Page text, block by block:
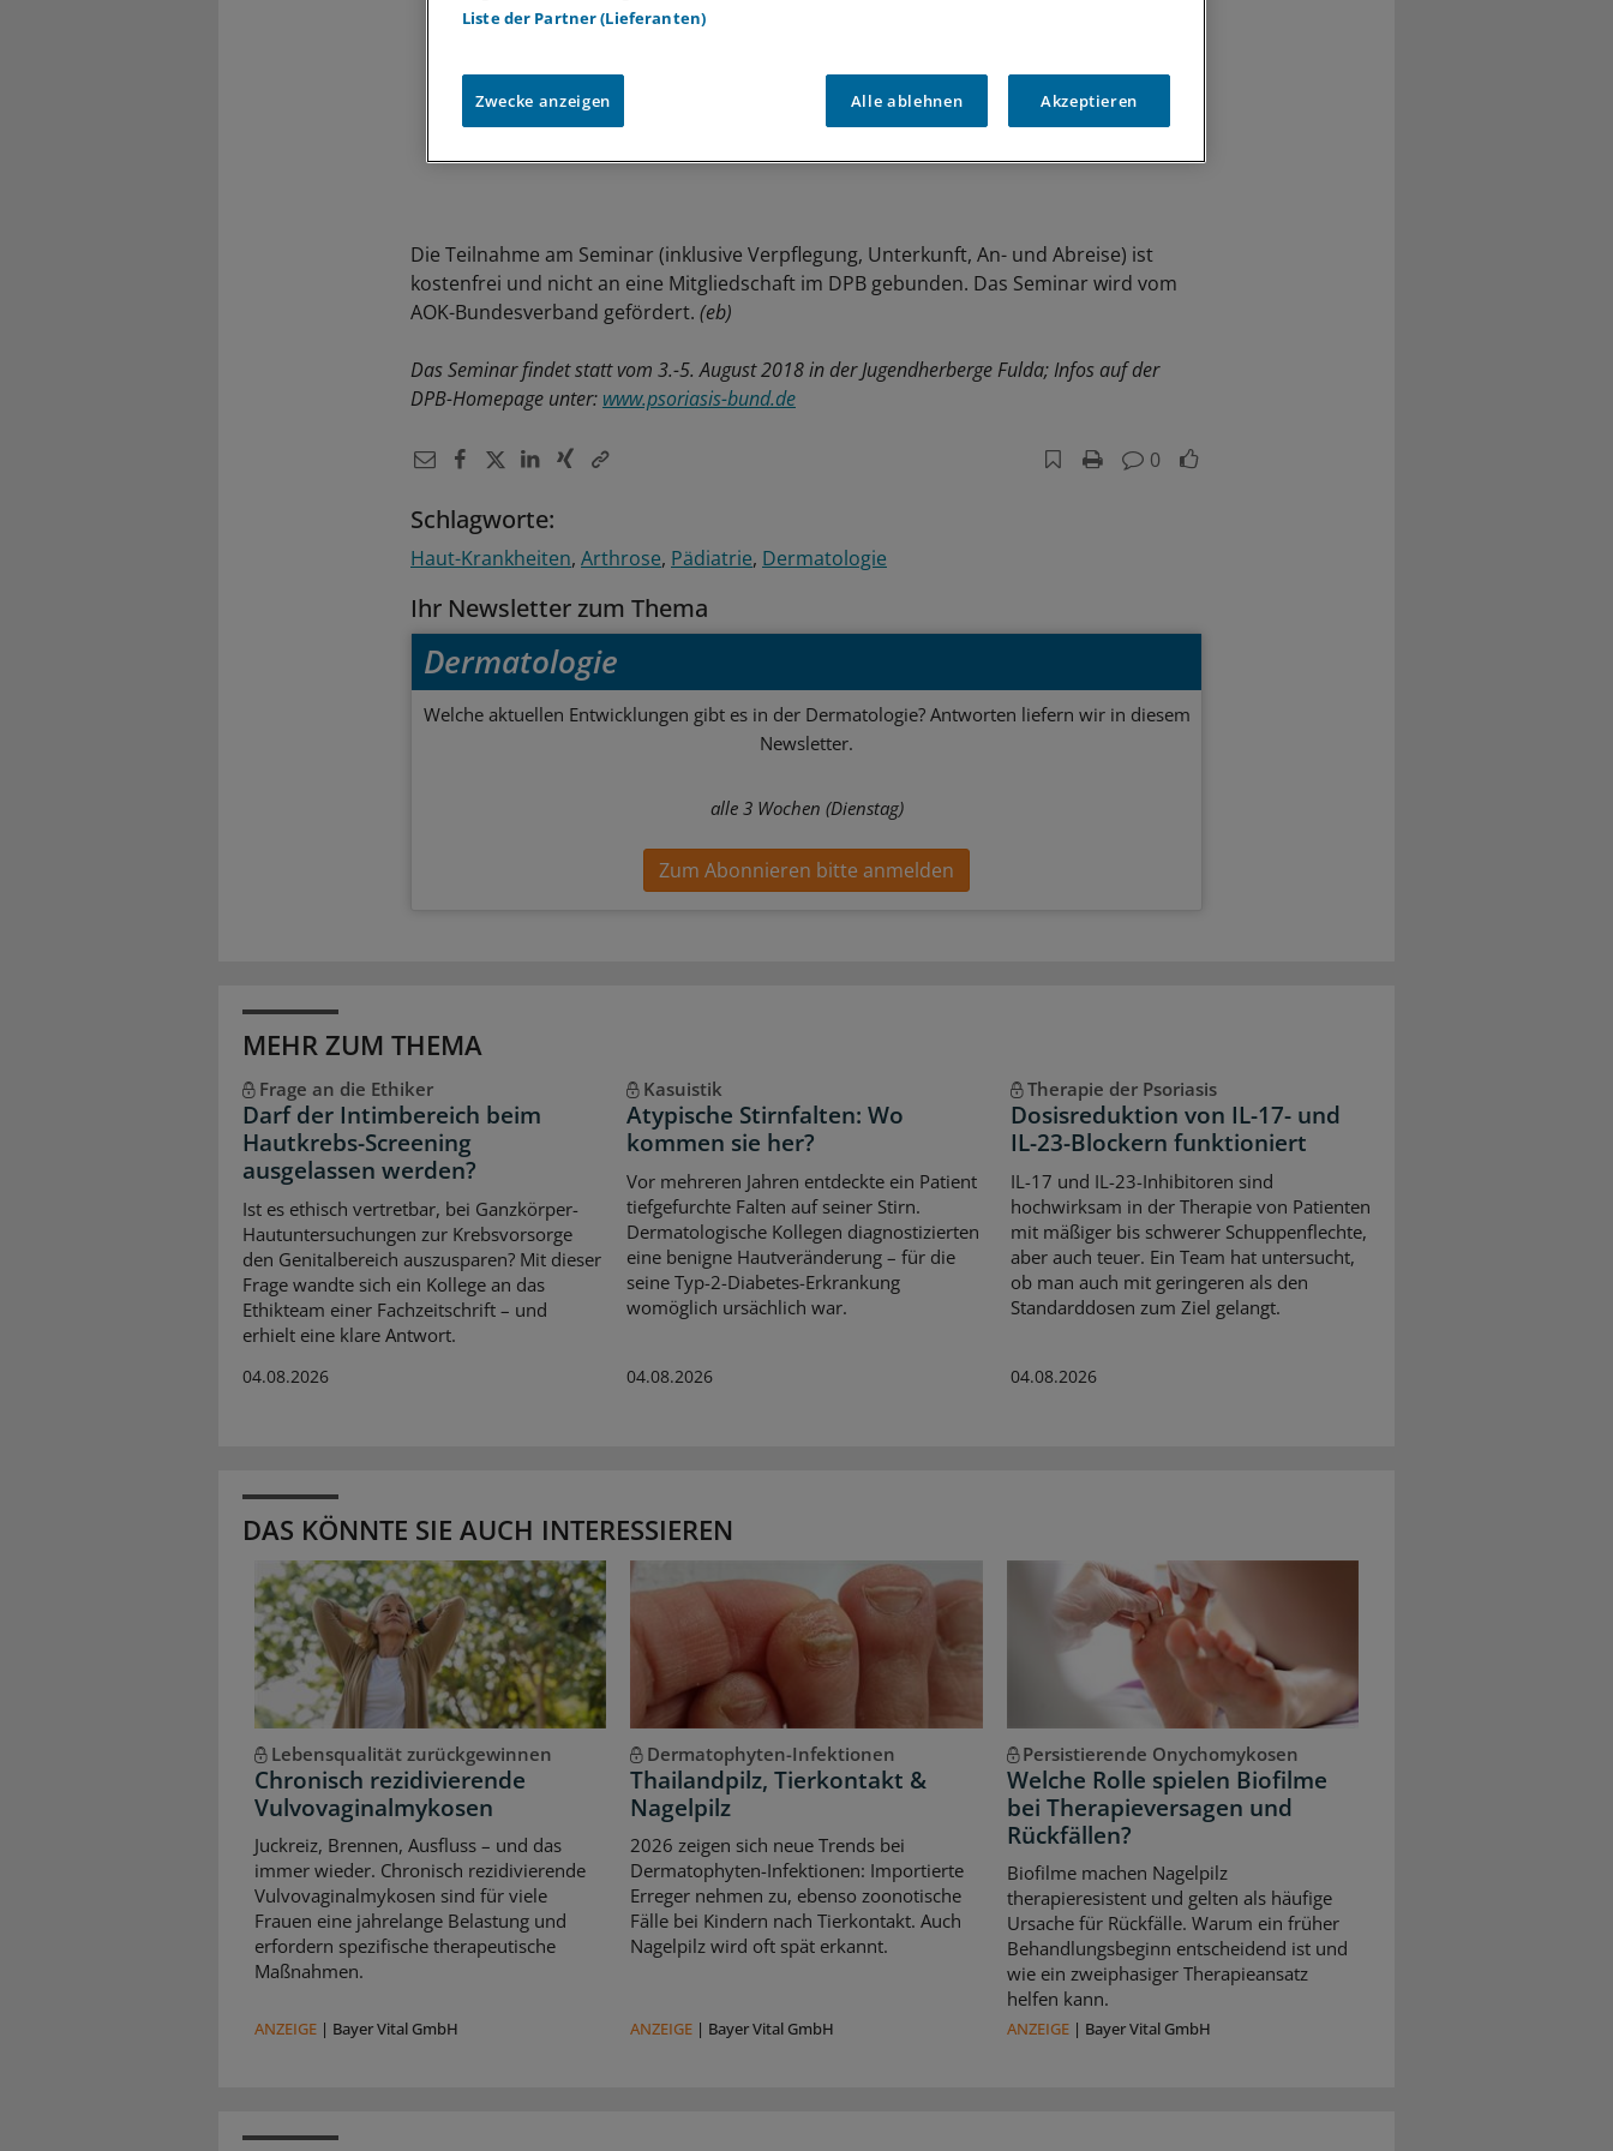
Die Teilnahme am Seminar (inklusive Verpflegung, Unterkunft, An- und Abreise) ist
kostenfrei und nicht an eine Mitgliedschaft im DPB gebunden. Das Seminar wird vom
AOK-Bundesverband gefördert. (eb)
Das Seminar findet statt vom 3.-5. August 2018 in der Jugendherberge Fulda; Infos auf der
DPB-Homepage unter: www.psoriasis-bund.de
0
Schlagworte:
Haut-Krankheiten Arthrose Pädiatrie Dermatologie
Ihr Newsletter zum Thema
Dermatologie
Welche aktuellen Entwicklungen gibt es in der Dermatologie? Antworten liefern wir in diesem
Newsletter.
alle 3 Wochen (Dienstag)
Zum Abonnieren bitte anmelden
MEHR ZUM THEMA
Frage an die Ethiker
Darf der Intimbereich beim
Hautkrebs-Screening
ausgelassen werden?
Ist es ethisch vertretbar, bei Ganzkörper-
Hautuntersuchungen zur Krebsvorsorge
den Genitalbereich auszusparen? Mit dieser
Frage wandte sich ein Kollege an das
Ethikteam einer Fachzeitschrift – und
erhielt eine klare Antwort.
04.08.2026
Kasuistik
Atypische Stirnfalten: Wo
kommen sie her?
Vor mehreren Jahren entdeckte ein Patient
tiefgefurchte Falten auf seiner Stirn.
Dermatologische Kollegen diagnostizierten
eine benigne Hautveränderung – für die
seine Typ-2-Diabetes-Erkrankung
womöglich ursächlich war.
04.08.2026
Therapie der Psoriasis
Dosisreduktion von IL-17- und
IL-23-Blockern funktioniert
IL-17 und IL-23-Inhibitoren sind
hochwirksam in der Therapie von Patienten
mit mäßiger bis schwerer Schuppenflechte,
aber auch teuer. Ein Team hat untersucht,
ob man auch mit geringeren als den
Standarddosen zum Ziel gelangt.
04.08.2026
DAS KÖNNTE SIE AUCH INTERESSIEREN
Lebensqualität zurückgewinnen
Chronisch rezidivierende
Vulvovaginalmykosen
Juckreiz, Brennen, Ausfluss – und das
immer wieder. Chronisch rezidivierende
Vulvovaginalmykosen sind für viele
Frauen eine jahrelange Belastung und
erfordern spezifische therapeutische
Maßnahmen.
ANZEIGE | Bayer Vital GmbH
Dermatophyten-Infektionen
Thailandpilz, Tierkontakt &
Nagelpilz
2026 zeigen sich neue Trends bei
Dermatophyten-Infektionen: Importierte
Erreger nehmen zu, ebenso zoonotische
Fälle bei Kindern nach Tierkontakt. Auch
Nagelpilz wird oft spät erkannt.
ANZEIGE | Bayer Vital GmbH
Persistierende Onychomykosen
Welche Rolle spielen Biofilme
bei Therapieversagen und
Rückfällen?
Biofilme machen Nagelpilz
therapieresistent und gelten als häufige
Ursache für Rückfälle. Warum ein früher
Behandlungsbeginn entscheidend ist und
wie ein zweiphasiger Therapieansatz
helfen kann.
ANZEIGE| Bayer Vital GmbH
Liste der Partner (Lieferanten)
Zwecke anzeigen Alle ablehnen Akzeptieren